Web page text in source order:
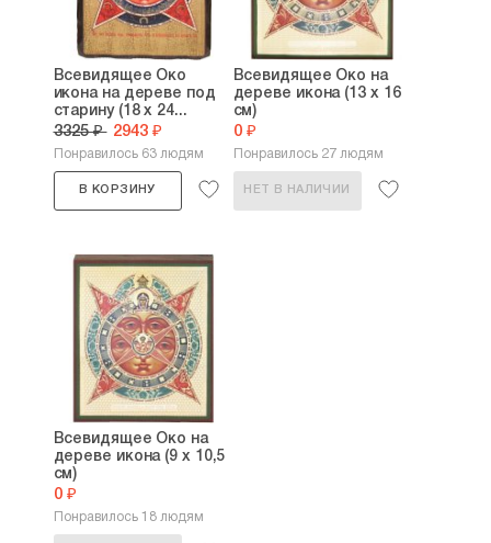
Всевидящее Око
икона на дереве под
старину (18 х 24...
3325 ₽ 2943 ₽
Понравилось 63 людям
В КОРЗИНУ
Всевидящее Око на
дереве икона (13 х 16
см)
0 ₽
Понравилось 27 людям
НЕТ В НАЛИЧИИ
Всевидящее Око на
дереве икона (9 х 10,5
см)
0 ₽
Понравилось 18 людям